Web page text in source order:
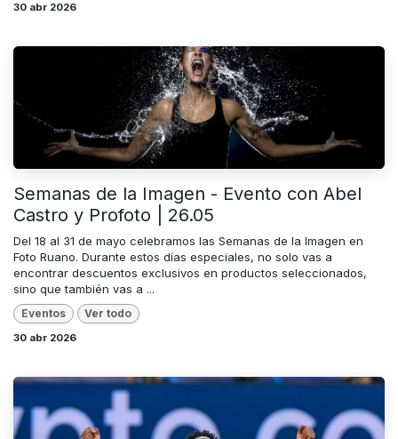
30 abr 2026
Semanas de la Imagen - Evento con Abel
Castro y Profoto | 26.05
Del 18 al 31 de mayo celebramos las Semanas de la Imagen en
Foto Ruano. Durante estos días especiales, no solo vas a
encontrar descuentos exclusivos en productos seleccionados,
sino que también vas a ...
Eventos Ver todo
30 abr 2026